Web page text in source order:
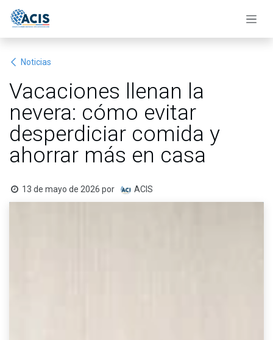
Noticias
Vacaciones llenan la
nevera: cómo evitar
desperdiciar comida y
ahorrar más en casa
13 de mayo de 2026 por ACIS